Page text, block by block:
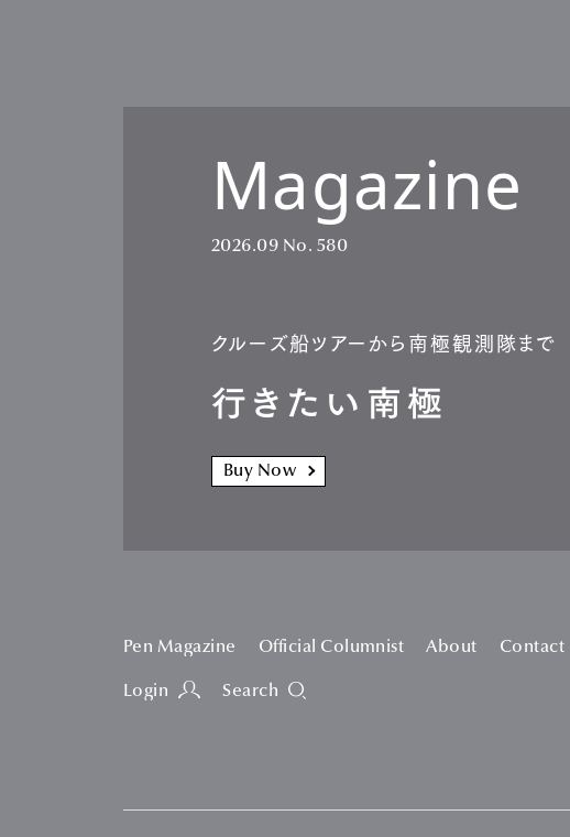
Magazine
2026.09 No. 580
クルーズ船ツアーから南極観測隊まで
行きたい南極
Buy Now
Pen Magazine Official Columnist About Contact
Login Search